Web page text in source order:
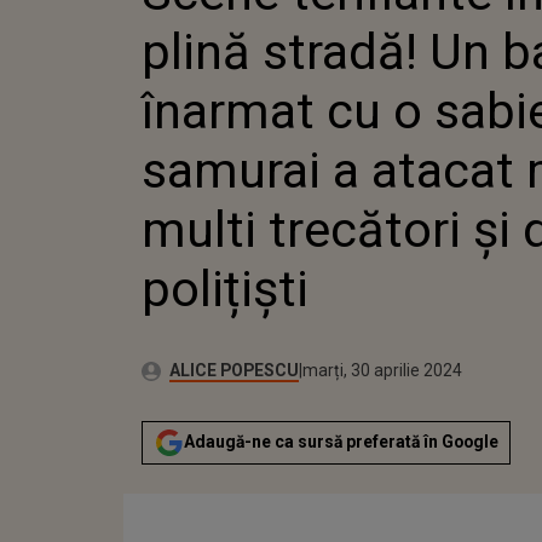
SABIE DE
ATACAT
POLIȚIȘTI
plină stradă! Un
înarmat cu o
samurai a atacat
multi trecători și
polițiști
Autor:ALICE POPESCUPublicat:
marți, 30 aprilie 2024
Actualizat:
marți, 30 aprilie 2024
Adaugă-ne ca sursă preferată în Google